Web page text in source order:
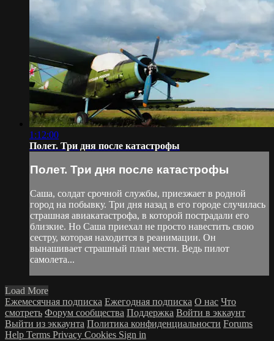
1:12:00
Полет. Три дня после катастрофы
Полет. Три дня после катастрофы
Саша, солдат срочной службы, приезжает в родной
город на побывку. Три дня назад в его городе случилась
страшная авиакатастрофа, в которой пострадали его
близкие. Но Саша приехал не просто навестить свою
сестру, которая находится в реанимации. Он
вынашивает страшный план мести. Ведь пилот
самолета...
Load More
Ежемесячная подписка Ежегодная подписка О нас Что
смотреть Форум сообщества Поддержка Войти в эккаунт
Выйти из эккаунта Политика конфиденциальности Forums
Help Terms Privacy Cookies Sign in